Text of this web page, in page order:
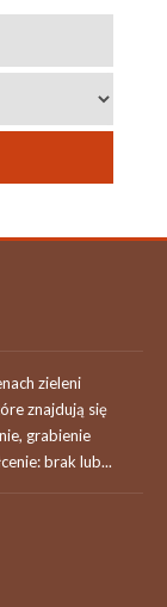
zieleni
znajdują się
grabienie
brak lub...